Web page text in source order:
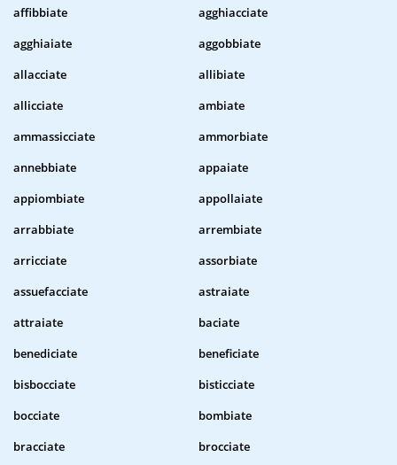
affibbiate
agghiacciate
agghiaiate
aggobbiate
allacciate
allibiate
allicciate
ambiate
ammassicciate
ammorbiate
annebbiate
appaiate
appiombiate
appollaiate
arrabbiate
arrembiate
arricciate
assorbiate
assuefacciate
astraiate
attraiate
baciate
benediciate
beneficiate
bisbocciate
bisticciate
bocciate
bombiate
bracciate
brocciate